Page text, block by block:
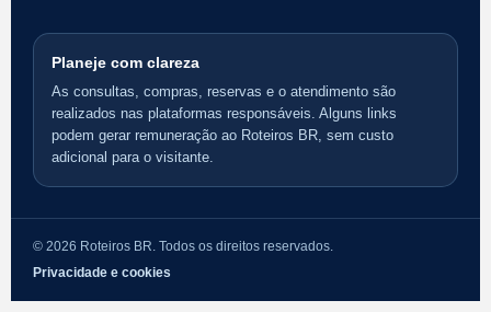
Planeje com clareza
As consultas, compras, reservas e o atendimento são
realizados nas plataformas responsáveis. Alguns links
podem gerar remuneração ao Roteiros BR, sem custo
adicional para o visitante.
© 2026 Roteiros BR. Todos os direitos reservados.
Privacidade e cookies